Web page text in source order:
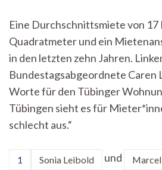
nicht,
sie
Eine Durchschnittsmiete von 17
Quadratmeter und ein
in den letzten zehn Jahren.
Bundestagsabgeordnete Caren
Worte für den Tübinger
Tübingen sieht es für
schlecht aus.“
Seitennummerierung
Seite
1 Sonia Leibold und